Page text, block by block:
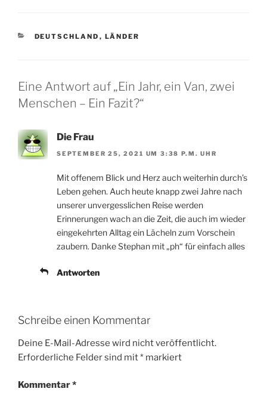
KATEGORIEN
DEUTSCHLAND , LÄNDER
Eine Antwort auf „Ein Jahr, ein Van, zwei
Menschen – Ein Fazit?“
Die Frau
SEPTEMBER 25, 2021 UM 3:38 P.M. UHR
Mit offenem Blick und Herz auch weiterhin durch’s
Leben gehen. Auch heute knapp zwei Jahre nach
unserer unvergesslichen Reise werden
Erinnerungen wach an die Zeit, die auch im wieder
eingekehrten Alltag ein Lächeln zum Vorschein
zaubern. Danke Stephan mit „ph“ für einfach alles
Antworten
Schreibe einen Kommentar
Deine E-Mail-Adresse wird nicht veröffentlicht.
Erforderliche Felder sind mit* markiert
Kommentar*